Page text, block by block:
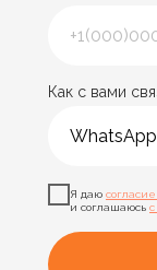
Как с вами
Я даю
и соглашаюсь